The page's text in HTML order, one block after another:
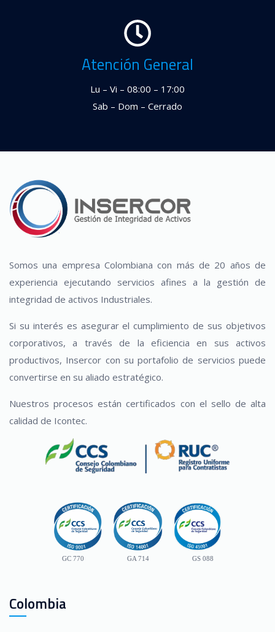
Atención General
Lu – Vi – 08:00 – 17:00
Sab – Dom – Cerrado
Somos una empresa Colombiana con más de 20 años de
experiencia ejecutando servicios afines a la gestión de
integridad de activos Industriales.
Si su interés es asegurar el cumplimiento de sus objetivos
corporativos, a través de la eficiencia en sus activos
productivos, Insercor con su portafolio de servicios puede
convertirse en su aliado estratégico.
Nuestros procesos están certificados con el sello de alta
calidad de Icontec.
GC 770 GA 714 GS 088
Colombia